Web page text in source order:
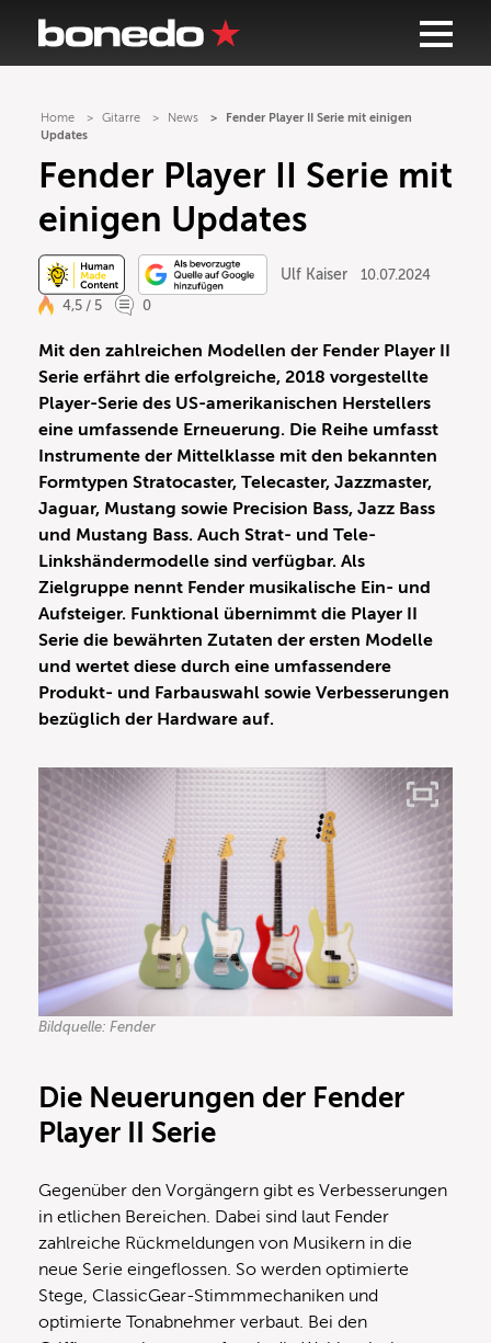
Home Gitarre News
Fender Player II Serie mit einigen
Updates
Fender Player II Serie mit
einigen Updates
Ulf Kaiser
10.07.2024
4,5 / 5
0
Mit den zahlreichen Modellen der Fender Player II
Serie erfährt die erfolgreiche, 2018 vorgestellte
Player-Serie des US-amerikanischen Herstellers
eine umfassende Erneuerung. Die Reihe umfasst
Instrumente der Mittelklasse mit den bekannten
Formtypen Stratocaster, Telecaster, Jazzmaster,
Jaguar, Mustang sowie Precision Bass, Jazz Bass
und Mustang Bass. Auch Strat- und Tele-
Linkshändermodelle sind verfügbar. Als
Zielgruppe nennt Fender musikalische Ein- und
Aufsteiger. Funktional übernimmt die Player II
Serie die bewährten Zutaten der ersten Modelle
und wertet diese durch eine umfassendere
Produkt- und Farbauswahl sowie Verbesserungen
bezüglich der Hardware auf.
Bildquelle: Fender
Die Neuerungen der Fender
Player II Serie
Gegenüber den Vorgängern gibt es Verbesserungen
in etlichen Bereichen. Dabei sind laut Fender
zahlreiche Rückmeldungen von Musikern in die
neue Serie eingeflossen. So werden optimierte
Stege, ClassicGear-Stimmmechaniken und
optimierte Tonabnehmer verbaut. Bei den